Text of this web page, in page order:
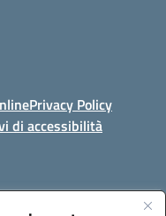
Privacy Policy
di accessibilità